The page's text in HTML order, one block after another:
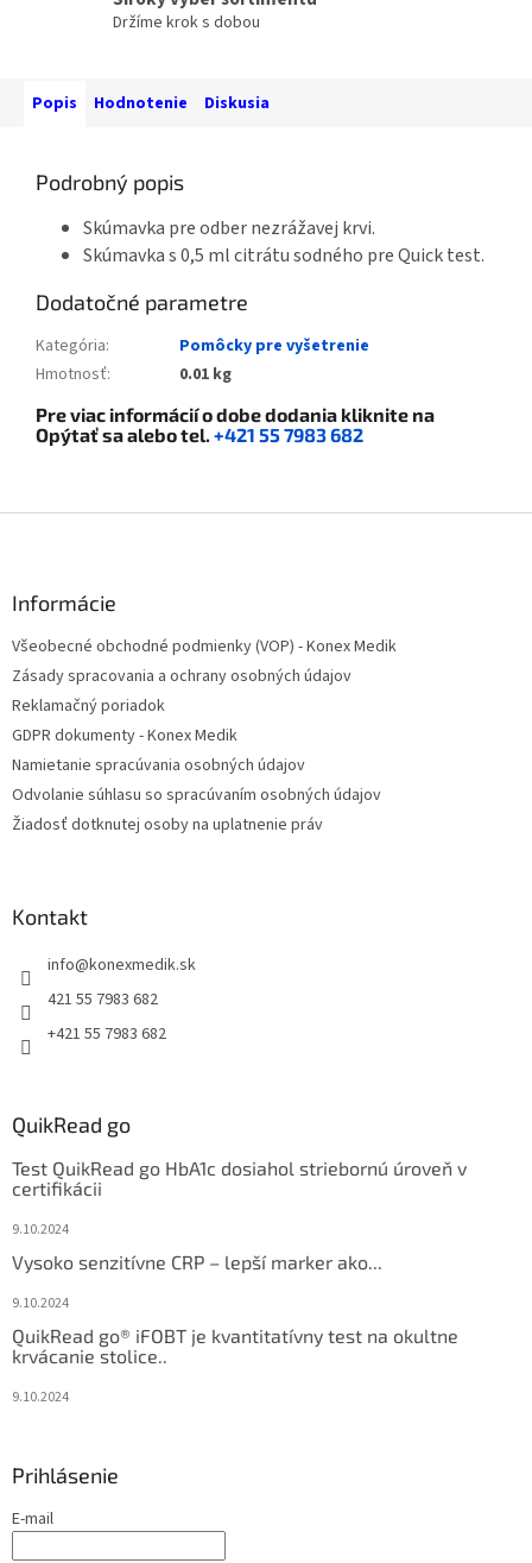
Držíme krok s dobou
Popis Hodnotenie Diskusia
Podrobný popis
Skúmavka pre odber nezrážavej krvi.
Skúmavka s 0,5 ml citrátu sodného pre Quick test.
Dodatočné parametre
Kategória:
Pomôcky pre vyšetrenie
Hmotnosť: 0.01 kg
Pre viac informácií o dobe dodania kliknite na
Opýtať saalebo tel. +421 55 7983 682
Informácie
Všeobecné obchodné podmienky (VOP) - Konex Medik
Zásady spracovania a ochrany osobných údajov
Reklamačný poriadok
GDPR dokumenty - Konex Medik
Namietanie spracúvania osobných údajov
Odvolanie súhlasu so spracúvaním osobných údajov
Žiadosť dotknutej osoby na uplatnenie práv
Kontakt
info@konexmedik.sk
421 55 7983 682
+421 55 7983 682
QuikRead go
Test QuikRead go HbA1c dosiahol striebornú úroveň v
certifikácii
9.10.2024
Vysoko senzitívne CRP – lepší marker ako...
9.10.2024
QuikRead go® iFOBT je kvantitatívny test na okultne
krvácanie stolice..
9.10.2024
Prihlásenie
E-mail